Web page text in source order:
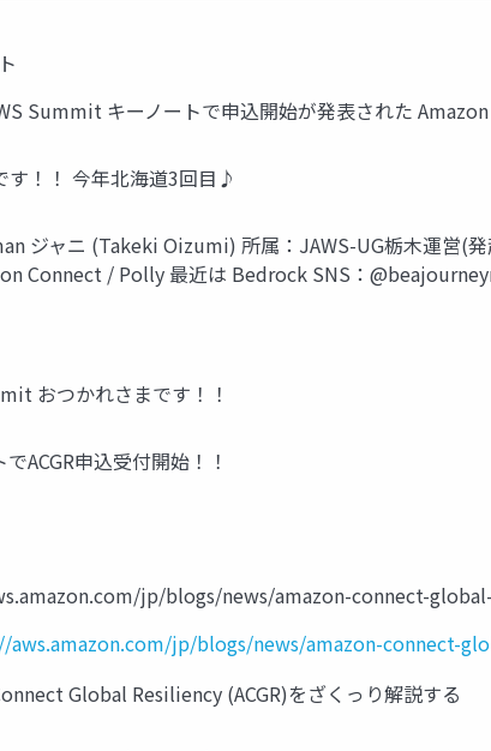
Summit キーノートで申込開始が発表された
す！！ 今年北海道3回目♪
ジャニ (Takeki Oizumi) 所属：JAWS-UG栃木運営(
Connect / Polly 最近は Bedrock SNS：
おつかれさまです！！
ACGR申込受付開始！！
jp/blogs/news/amazon-connect-
aws.amazon.com/jp/blogs/news/amazon-connect-
Global Resiliency (ACGR)をざくっり解説する